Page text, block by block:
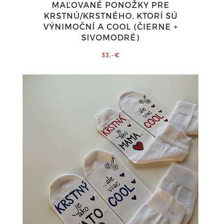
MAĽOVANÉ PONOŽKY PRE
KRSTNÚ/KRSTNÉHO, KTORÍ SÚ
VÝNIMOČNÍ A COOL (ČIERNE +
SIVOMODRÉ)
33,-€